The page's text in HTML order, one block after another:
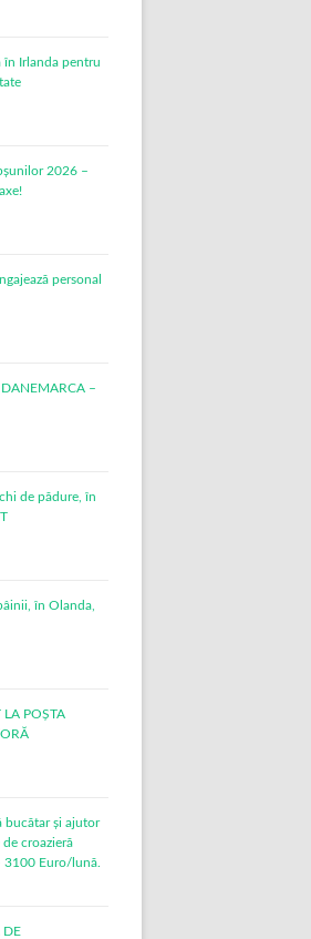
Irlanda pentru
2026 –
personal
–
de pădure, în
în Olanda,
POȘTA
bucătar și ajutor
croazieră
3100 Euro/lună.
DE